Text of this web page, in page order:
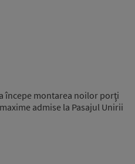
începe montarea noilor porţi
admise la Pasajul Unirii